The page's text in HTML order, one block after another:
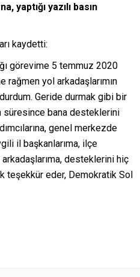
yaptığı yazılı basın
kaydetti:
görevime 5 temmuz 2020
yol arkadaşlarımın
Geride durmak gibi bir
süresince bana desteklerini
genel merkezde
il başkanlarıma, ilçe
arkadaşlarıma, desteklerini hiç
teşekkür eder, Demokratik Sol